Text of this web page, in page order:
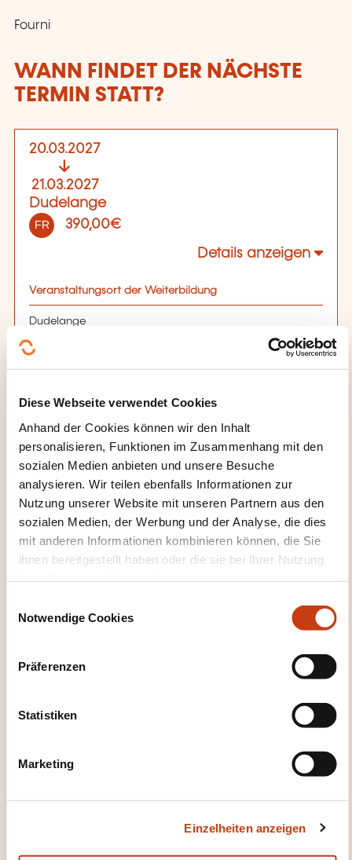
Diese Webseite verwendet Cookies
Anhand der Cookies können wir den Inhalt
personalisieren, Funktionen im Zusammenhang mit den
sozialen Medien anbieten und unsere Besuche
analysieren. Wir teilen ebenfalls Informationen zur
Nutzung unserer Website mit unseren Partnern aus den
sozialen Medien, der Werbung und der Analyse, die dies
mit anderen Informationen kombinieren können, die Sie
ihnen bereitgestellt haben oder die sie bei Ihrer Nutzung
Notwendige Cookies
Präferenzen
Statistiken
Marketing
Einzelheiten anzeigen
Fourni
WANN FINDET DER NÄCHSTE
TERMIN STATT?
20.03.2027
21.03.2027
Dudelange
FR 390,00€
Details anzeigen
Veranstaltungsort der Weiterbildung
Dudelange
L-3450 Dudelange
9h-12h / 13h-17h
Anmeldefrist
19.03.2027
Sich anmelden
11.09.2027
Dudelange
Details anzeigen
Wie kann ich das